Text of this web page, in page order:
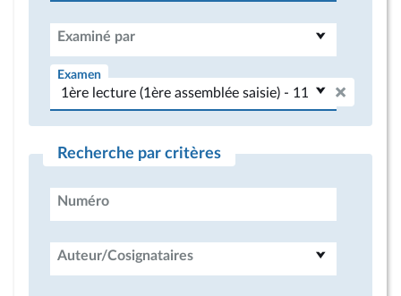
Examiné par
Examen
Recherche par critères
Numéro
Auteur/Cosignataires